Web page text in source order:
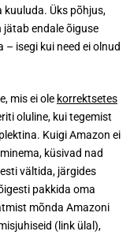
kuuluda. Üks põhjus,
jätab endale õiguse
isegi kui need ei olnud
mis ei ole korrektsetes
oluline, kui tegemist
Kuigi Amazon ei
küsivad nad
vältida, järgides
pakkida oma
mõnda Amazoni
(link ülal),